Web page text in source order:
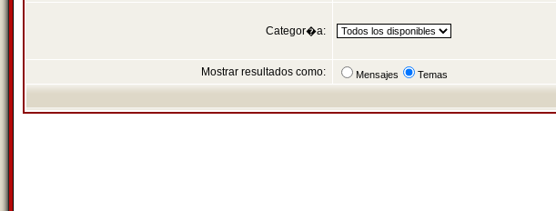
Categor�a:
Mostrar resultados como: Mensajes Temas